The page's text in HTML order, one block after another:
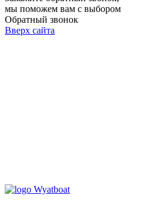
мы поможем вам с выбором
Обратный звонок
Вверх сайта